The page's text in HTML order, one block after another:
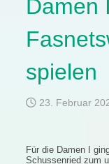
Damen
spielen
23. Februar
Für die Damen I
Schussenried zum